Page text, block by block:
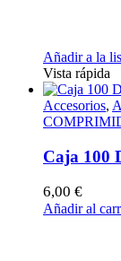
Añadir a la
Vista rápida
Accesorios,
Caja 100
6,00 €
Añadir al